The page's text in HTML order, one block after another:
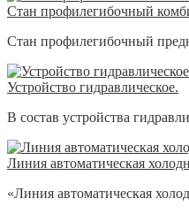
Стан профилегибочный
Стан профилегибочный
Устройство гидравлическое.
В состав устройства
Линия автоматическая
«Линия автоматическая